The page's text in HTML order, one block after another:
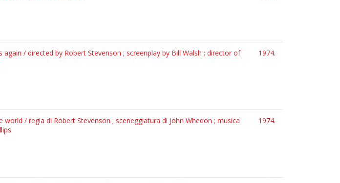
/ directed by Robert Stevenson ; screenplay by Bill Walsh ; director of
1974.
/ regia di Robert Stevenson ; sceneggiatura di John Whedon ; musica
1974.